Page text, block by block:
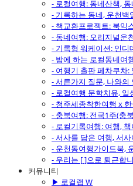
- 로컬여행: 동네산책,
- 기록하는 동네, 운천백
- 책교환프로젝트: 북익
- 동네여행: 오리지널운
- 기록형 워케이션: 인디
- 밤에 하는 로컬동네여
- 여행기 출판 페차쿠차:
- 서른가지 질문, 나와의
- 로컬여행 문학치유, 일
- 청주세종착한여행 x
- 충북여행: 전국1주(충
- 로컬기록여행: 여행,
- 서사를 담은 여행, 서
- 운천동여행가이드북,
- 우리는 [ ]으로 퇴근합
커뮤니티
▶ 로컬랩 W